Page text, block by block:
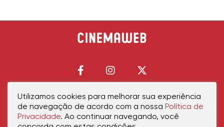
Início Política de PrivacidadePolítica de CookiesContatoSobre Nós
Utilizamos cookies para melhorar sua experiência
de navegação de acordo com a nossa Política de
Privacidade. Ao continuar navegando, você